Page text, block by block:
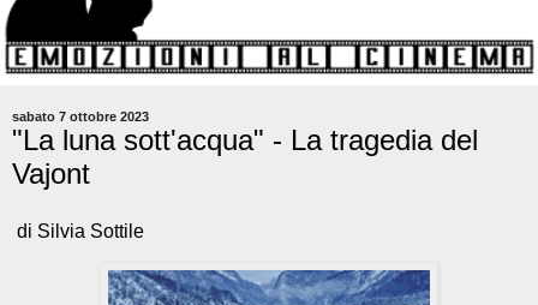
sabato 7 ottobre 2023
"La luna sott'acqua" - La tragedia del
Vajont
di Silvia Sottile